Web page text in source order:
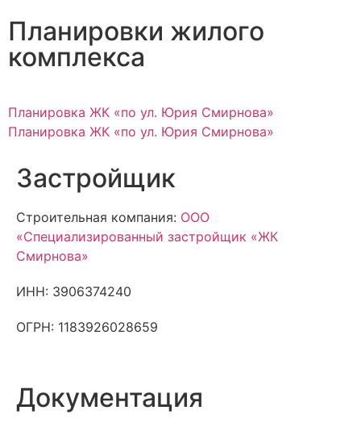
Планировки жилого
комплекса
Планировка ЖК «по ул. Юрия Смирнова»
Планировка ЖК «по ул. Юрия Смирнова»
Застройщик
Строительная компания: ООО
«Специализированный застройщик «ЖК
Смирнова»
ИНН: 3906374240
ОГРН: 1183926028659
Документация